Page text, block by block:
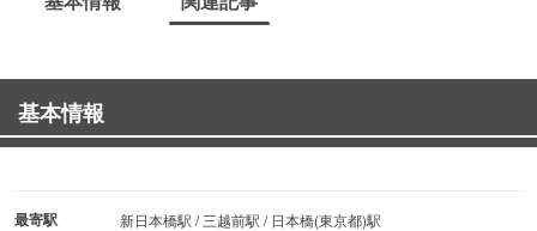
基本情報
最寄駅 新日本橋駅 / 三越前駅 / 日本橋(東京都)駅